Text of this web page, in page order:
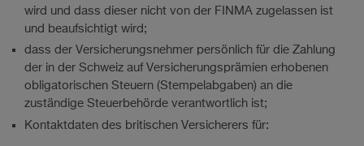
wird und dass dieser nicht von der FINMA zugelassen ist
und beaufsichtigt wird;
dass der Versicherungsnehmer persönlich für die Zahlung
der in der Schweiz auf Versicherungsprämien erhobenen
obligatorischen Steuern (Stempelabgaben) an die
zuständige Steuerbehörde verantwortlich ist;
Kontaktdaten des britischen Versicherers für: